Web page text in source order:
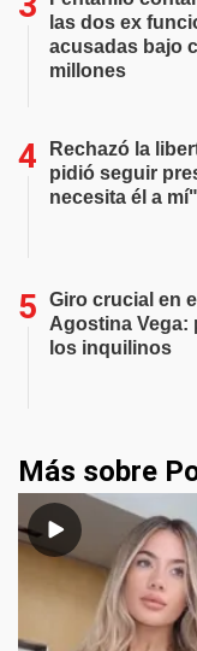
las dos ex
acusadas bajo
millones
Rechazó la
pidió seguir
necesita él a mí"
Giro crucial en
Agostina Vega:
los inquilinos
Más sobre